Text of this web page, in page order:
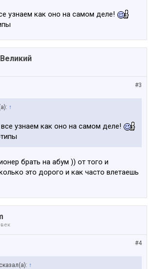
узнаем как оно на самом деле!
#3
↑
узнаем как оно на самом деле!
брать на абум )) от того и
это дорого и как часто влетаешь
#4
↑